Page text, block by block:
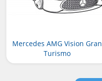
Mercedes AMG Vision Gran
Turismo